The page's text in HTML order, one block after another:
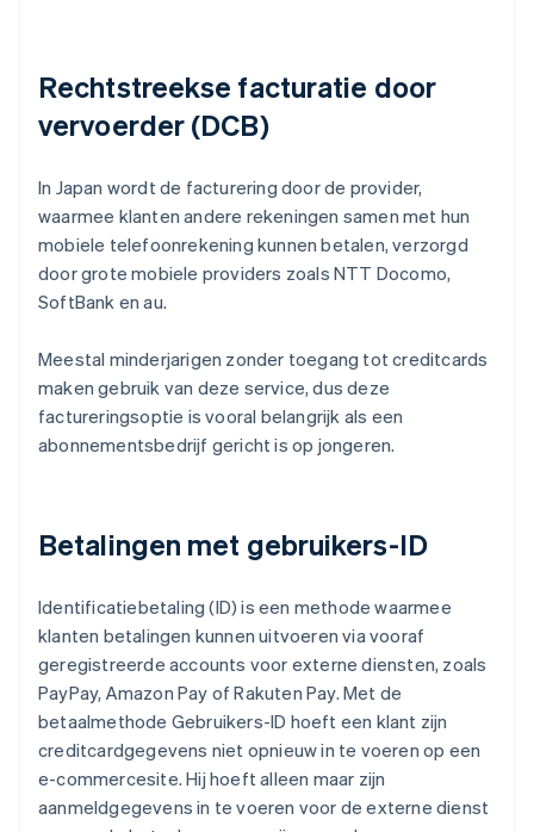
Rechtstreekse facturatie door
vervoerder (DCB)
In Japan wordt de facturering door de provider,
waarmee klanten andere rekeningen samen met hun
mobiele telefoonrekening kunnen betalen, verzorgd
door grote mobiele providers zoals NTT Docomo,
SoftBank en au.
Meestal minderjarigen zonder toegang tot creditcards
maken gebruik van deze service, dus deze
factureringsoptie is vooral belangrijk als een
abonnementsbedrijf gericht is op jongeren.
Betalingen met gebruikers-ID
Identificatiebetaling (ID) is een methode waarmee
klanten betalingen kunnen uitvoeren via vooraf
geregistreerde accounts voor externe diensten, zoals
PayPay, Amazon Pay of Rakuten Pay. Met de
betaalmethode Gebruikers-ID hoeft een klant zijn
creditcardgegevens niet opnieuw in te voeren op een
e-commercesite. Hij hoeft alleen maar zijn
aanmeldgegevens in te voeren voor de externe dienst